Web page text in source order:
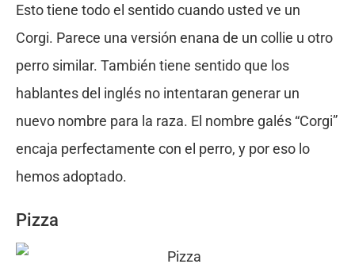
Esto tiene todo el sentido cuando usted ve un
Corgi. Parece una versión enana de un collie u otro
perro similar. También tiene sentido que los
hablantes del inglés no intentaran generar un
nuevo nombre para la raza. El nombre galés “Corgi”
encaja perfectamente con el perro, y por eso lo
hemos adoptado.
Pizza